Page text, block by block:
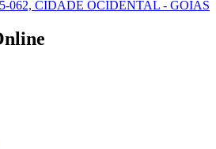
062, CIDADE OCIDENTAL - GOIAS